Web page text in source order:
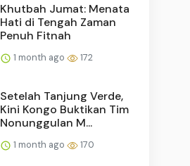
Khutbah Jumat: Menata
Hati di Tengah Zaman
Penuh Fitnah
1 month ago 172
Setelah Tanjung Verde,
Kini Kongo Buktikan Tim
Nonunggulan M...
1 month ago 170